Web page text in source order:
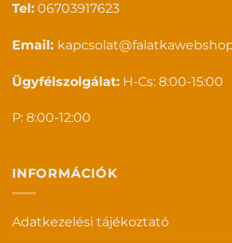
Tel: 06703917623
Email:
Ügyfélszolgálat: H-Cs: 8:00-15:00
P: 8:00-12:00
INFORMÁCIÓK
Adatkezelési tájékoztató